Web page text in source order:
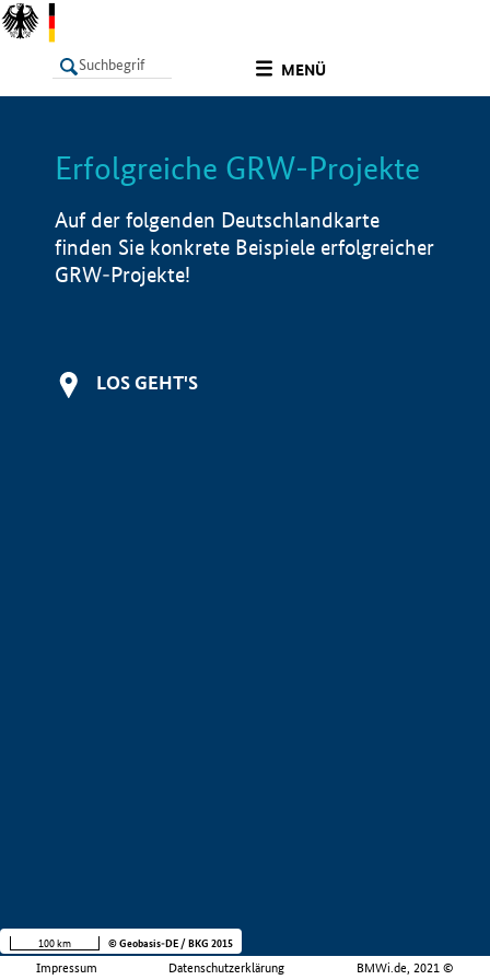
MENÜ
LISTE Info
Erfolgreiche GRW-Projekte
Auf der folgenden Deutschlandkarte
finden Sie konkrete Beispiele erfolgreicher
GRW-Projekte!
LOS GEHT'S
Impressum Datenschutzerklärung BMWi.de, 2021 ©
100 km © Geobasis-DE / BKG 2015